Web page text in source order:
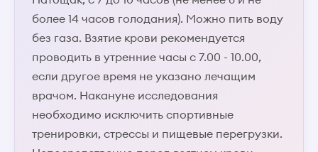
более 14 часов голодания). Можно пить воду
без газа. Взятие крови рекомендуется
проводить в утренние часы с 7.00 - 10.00,
если другое время не указано лечащим
врачом. Накануне исследования
необходимо исключить спортивные
тренировки, стрессы и пищевые перегрузки.